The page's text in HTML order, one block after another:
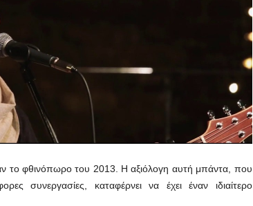
το φθινόπωρο του 2013. Η αξιόλογη αυτή μπάντα, που
συνεργασίες, καταφέρνει να έχει έναν ιδιαίτερο